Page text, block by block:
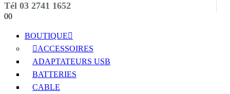
Tél 03 2741 1652
00
BOUTIQUE
ACCESSOIRES
ADAPTATEURS USB
BATTERIES
CABLE